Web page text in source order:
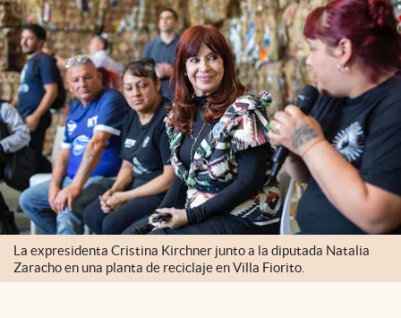
La expresidenta Cristina Kirchner junto a la diputada Natalia
Zaracho en una planta de reciclaje en Villa Fiorito.